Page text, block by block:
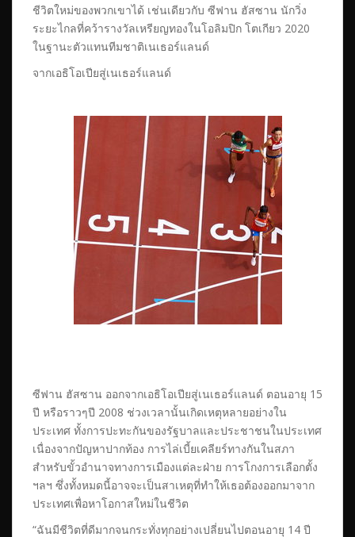
ชีวิตใหม่ของพวกเขาได้ เช่นเดียวกับ ซีฟาน ฮัสซาน นักวิ่ง
ระยะไกลที่คว้ารางวัลเหรียญทองในโอลิมปิก โตเกียว 2020
ในฐานะตัวแทนทีมชาติเนเธอร์แลนด์
จากเอธิโอเปียสู่เนเธอร์แลนด์
ซีฟาน ฮัสซาน ออกจากเอธิโอเปียสู่เนเธอร์แลนด์ ตอนอายุ 15
ปี หรือราวๆปี 2008 ช่วงเวลานั้นเกิดเหตุหลายอย่างใน
ประเทศ ทั้งการปะทะกันของรัฐบาลและประชาชนในประเทศ
เนื่องจากปัญหาปากท้อง การไล่เบี้ยเคลียร์ทางกันในสภา
สำหรับขั้วอำนาจทางการเมืองแต่ละฝ่าย การโกงการเลือกตั้ง
ฯลฯ ซึ่งทั้งหมดนี้อาจจะเป็นสาเหตุที่ทำให้เธอต้องออกมาจาก
ประเทศเพื่อหาโอกาสใหม่ในชีวิต
“ฉันมีชีวิตที่ดีมากจนกระทั่งทุกอย่างเปลี่ยนไปตอนอายุ 14 ปี